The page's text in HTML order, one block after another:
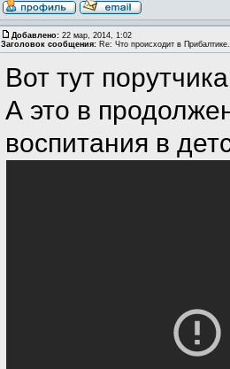
Добавлено: 22 мар, 2014, 1:02
Заголовок сообщения: Re: Что происходит в Прибалтике.
Вот тут
А это в
воспитания в